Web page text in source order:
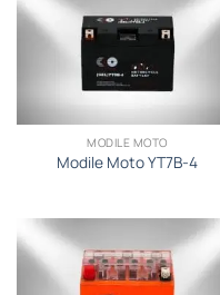
MODILE MOTO
Modile Moto YT7B-4